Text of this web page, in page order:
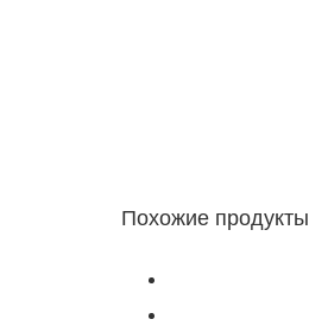
Похожие продукты